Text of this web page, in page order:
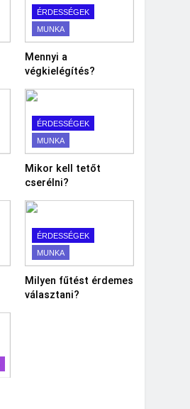
ÉRDESSÉGEK
MUNKA
Mennyi a
végkielégítés?
ÉRDESSÉGEK
MUNKA
Mikor kell tetőt
cserélni?
ÉRDESSÉGEK
MUNKA
Milyen fűtést érdemes
választani?